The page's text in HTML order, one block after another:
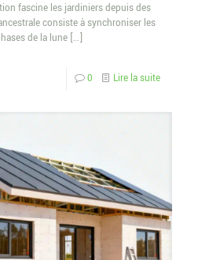
fascine les jardiniers depuis des
consiste à synchroniser les
de la lune […]
0 Lire la suite